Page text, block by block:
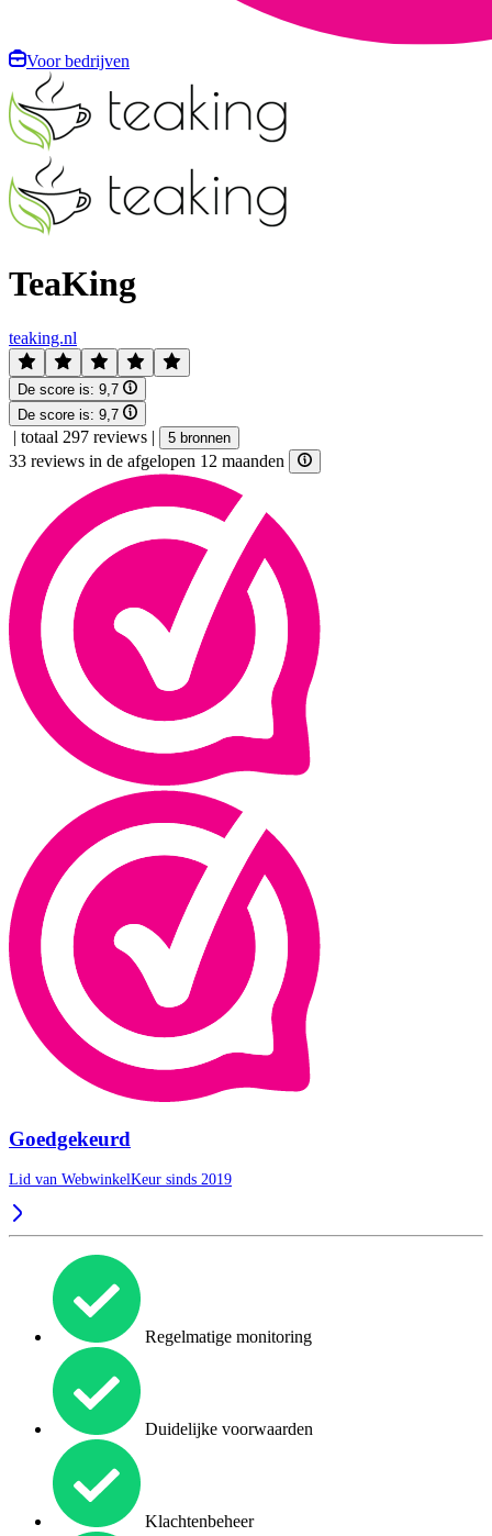
Voor bedrijven
TeaKing
teaking.nl
De score is: 9,7
De score is: 9,7
| totaal 297 reviews | 5 bronnen
33 reviews in de afgelopen 12 maanden
Goedgekeurd
Lid van WebwinkelKeur sinds 2019
Regelmatige monitoring
Duidelijke voorwaarden
Klachtenbeheer